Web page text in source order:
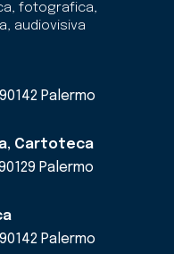
fotografica,
audiovisiva
Palermo
Cartoteca
Palermo
Palermo